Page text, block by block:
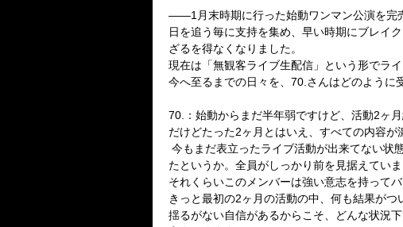
――1 月末時期に行った始動ワンマン公演を完
日を追う毎に支持を集め、早い時期にブレイ
ざるを得なくなりました。
現在は「無観客ライブ生配信」という形でライ
今へ至るまでの日々を、 70. さんはどのように
70.： 始動からまだ半年弱ですけど、活動2ヶ
だけどたった2ヶ月とはいえ、すべての内容が
今もまだ表立ったライブ活動が出来てない状
たというか。全員がしっかり前を見据えていま
それくらいこのメンバーは強い意志を持って
きっと最初の2ヶ月の活動の中、何も結果がつ
揺るがない自信があるからこそ、どんな状況